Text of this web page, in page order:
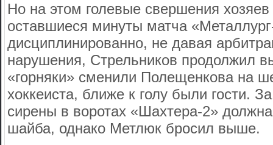
Но на этом голевые свершения
оставшиеся минуты матча
дисциплинированно, не давая
нарушения, Стрельников продолжил
«горняки» сменили Полещенкова на
хоккеиста, ближе к голу были гости.
сирены в воротах «Шахтера-2»
шайба, однако Метлюк бросил выше.